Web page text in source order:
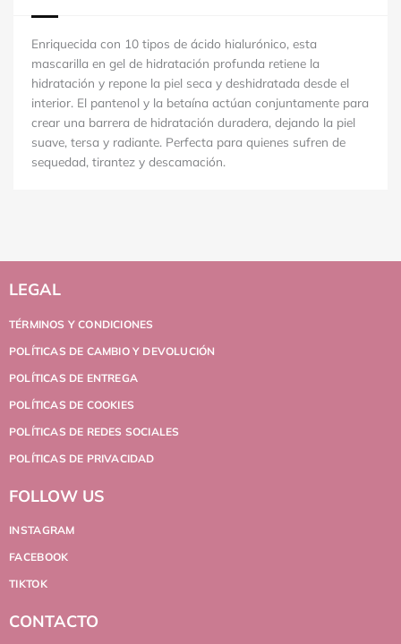
Enriquecida con 10 tipos de ácido hialurónico, esta
mascarilla en gel de hidratación profunda retiene la
hidratación y repone la piel seca y deshidratada desde el
interior. El pantenol y la betaína actúan conjuntamente para
crear una barrera de hidratación duradera, dejando la piel
suave, tersa y radiante. Perfecta para quienes sufren de
sequedad, tirantez y descamación.
LEGAL
TÉRMINOS Y CONDICIONES
POLÍTICAS DE CAMBIO Y DEVOLUCIÓN
POLÍTICAS DE ENTREGA
POLÍTICAS DE COOKIES
POLÍTICAS DE REDES SOCIALES
POLÍTICAS DE PRIVACIDAD
FOLLOW US
INSTAGRAM
FACEBOOK
TIKTOK
CONTACTO